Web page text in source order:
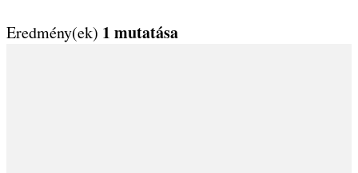
Eredmény(ek) 1 mutatása